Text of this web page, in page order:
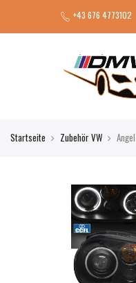
+43 676 4773102
Startseite Zubehör VW